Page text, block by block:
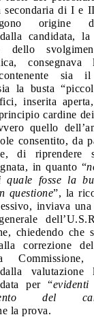
secondaria di I e
origine
candidata,
dello
consegnava
siail
la busta
inserita
cardine
quello
consentito, da
di riprendere
in quanto “
quale fosse la
questione”, la
inviava
chiedendo che
correzione
Commissione,
valutazione
per “
del
la prova.